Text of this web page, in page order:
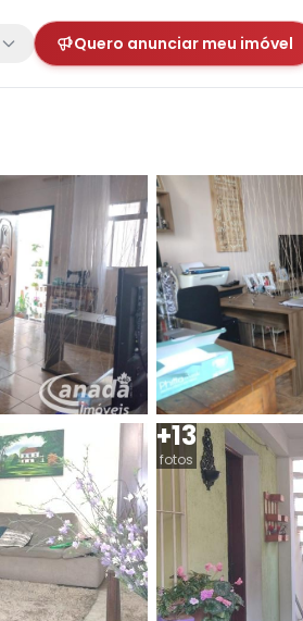
Quero anunciar meu imóvel
+13
fotos